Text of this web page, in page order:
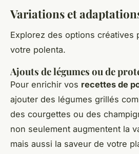
Variations et
Explorez des options créatives
votre polenta.
Ajouts de légumes ou de
Pour enrichir vos recettes de
ajouter des légumes grillés
des courgettes ou des
non seulement augmentent la
mais aussi la saveur de votre